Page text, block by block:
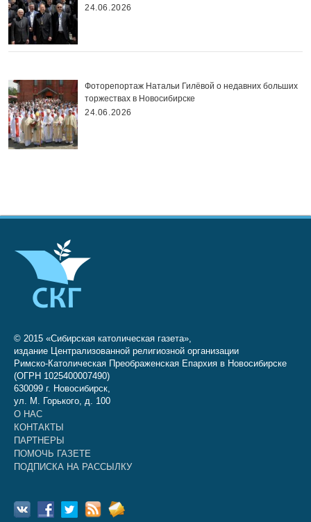
24.06.2026
Фоторепортаж Натальи Гилёвой о недавних больших
торжествах в Новосибирске
24.06.2026
© 2015 «Сибирская католическая газета»,
издание Централизованной религиозной организации
Римско-Католическая Преображенская Епархия в Новосибирске
(ОГРН 1025400007490)
630099 г. Новосибирск,
ул. М. Горького, д. 100
О НАС
КОНТАКТЫ
ПАРТНЕРЫ
ПОМОЧЬ ГАЗЕТЕ
ПОДПИСКА НА РАССЫЛКУ